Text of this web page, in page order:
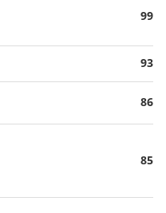
99
93
86
85